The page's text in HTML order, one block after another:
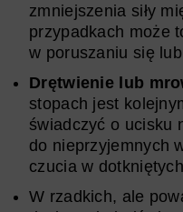
zmniejszenia siły
przypadkach może
w poruszaniu się
Drętwienie lub
stopach jest
świadczyć o ucisku
do nieprzyjemnych
czucia w
W rzadkich, ale